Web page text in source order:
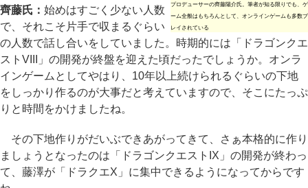
プロデューサーの齊藤陽介氏。筆者が知る限りでも、ゲ
ーム全般はもちろんとして、オンラインゲームも多数プ
レイされている
齊藤氏： 始めはすごく少ない人数
で、それこそ片手で収まるぐらい
の人数で話し合いをしていました。時期的には「ドラゴンクエ
ストVIII」の開発が終盤を迎えた頃だったでしょうか。オンラ
インゲームとしてやはり、10年以上続けられるぐらいの下地
をしっかり作るのが大事だと考えていますので、そこにたっぷ
りと時間をかけましたね。
その下地作りがだいぶできあがってきて、さぁ本格的に作り
ましょうとなったのは「ドラゴンクエストIX」の開発が終わっ
て、藤澤が「ドラクエX」に集中できるようになってからです